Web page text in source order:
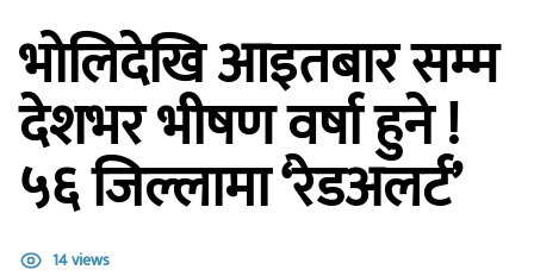
भोलिदेखि आइतबार सम्म
देशभर भीषण वर्षा हुने !
५६ जिल्लामा ‘रेडअलर्ट’
14 views